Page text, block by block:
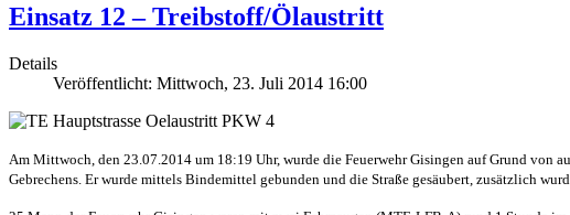
Einsatz 12 – Treibstoff/Ölaustritt
Details
Veröffentlicht: Mittwoch, 23. Juli 2014 16:00
Am Mittwoch, den 23.07.2014 um 18:19 Uhr, wurde die Feuerwehr Gisingen auf Grund von
Gebrechens. Er wurde mittels Bindemittel gebunden und die Straße gesäubert, zusätzlich